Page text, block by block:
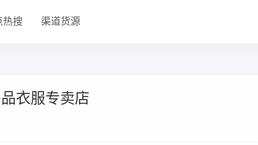
热搜 渠道货源
衣服专卖店